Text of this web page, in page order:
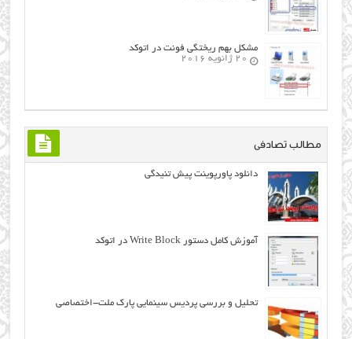
مشکل بهم ریختگی فونت در اتوکد
20 ژانویه 2016
مطالب تصادفی
دانلود پاورپوینت پیش تنیدگی
آموزش کامل دستور Write Block در اتوکد
تحلیل و بررسی پردیس سینمایی پارک ملت-اختصاصی